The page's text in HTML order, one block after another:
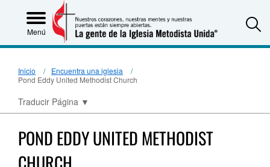
Menú
Inicio
Encuentra una iglesia
Pond Eddy United Methodist Church
Traducir Página ▼
POND EDDY UNITED METHODIST